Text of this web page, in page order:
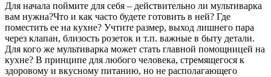
Для начала поймите для себя – действительно ли мультиварка
вам нужна?Что и как часто будете готовить в ней? Где
поместить ее на кухне? Учтите размер, выход лишнего пара
через клапан, близость розеток и т.п. важные в быту детали.
Для кого же мультиварка может стать главной помощницей на
кухне? В принципе для любого человека, стремящегося к
здоровому и вкусному питанию, но не располагающего